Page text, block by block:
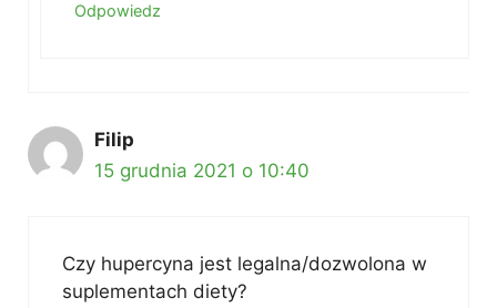
Odpowiedz
Filip
15 grudnia 2021 o 10:40
Czy hupercyna jest legalna/dozwolona w
suplementach diety?